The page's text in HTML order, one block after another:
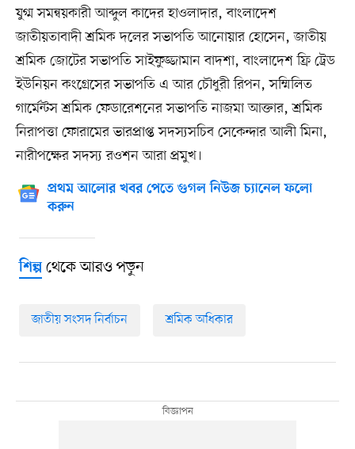
যুগ্ম সমন্বয়কারী আব্দুল কাদের হাওলাদার, বাংলাদেশ
জাতীয়তাবাদী শ্রমিক দলের সভাপতি আনোয়ার হোসেন, জাতীয়
শ্রমিক জোটের সভাপতি সাইফুজ্জামান বাদশা, বাংলাদেশ ফ্রি ট্রেড
ইউনিয়ন কংগ্রেসের সভাপতি এ আর চৌধুরী রিপন, সম্মিলিত
গার্মেন্টস শ্রমিক ফেডারেশনের সভাপতি নাজমা আক্তার, শ্রমিক
নিরাপত্তা ফোরামের ভারপ্রাপ্ত সদস্যসচিব সেকেন্দার আলী মিনা,
নারীপক্ষের সদস্য রওশন আরা প্রমুখ।
প্রথম আলোর খবর পেতে গুগল নিউজ চ্যানেল ফলো
করুন
শিল্পথেকে আরও পড়ুন
জাতীয় সংসদ নির্বাচন শ্রমিক অধিকার